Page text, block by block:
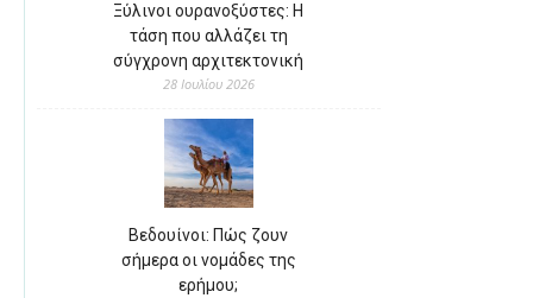
Ξύλινοι ουρανοξύστες: Η
τάση που αλλάζει τη
σύγχρονη αρχιτεκτονική
28 Ιουλίου 2026
Βεδουίνοι: Πώς ζουν
σήμερα οι νομάδες της
ερήμου;